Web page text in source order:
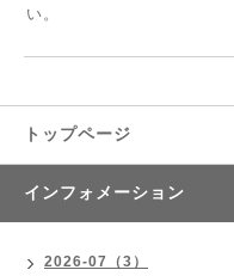
い。
トップページ
インフォメーション
2026-07（3）